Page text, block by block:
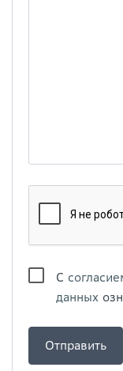
С
данных